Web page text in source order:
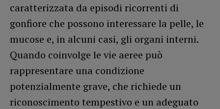
caratterizzata da episodi ricorrenti di
gonfiore che possono interessare la pelle, le
mucose e, in alcuni casi, gli organi interni.
Quando coinvolge le vie aeree può
rappresentare una condizione
potenzialmente grave, che richiede un
riconoscimento tempestivo e un adeguato